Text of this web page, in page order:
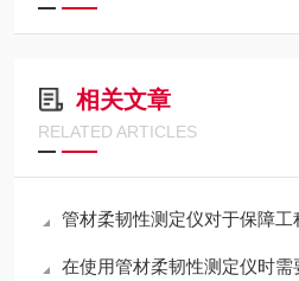
相关文章
RELATED ARTICLES
管材柔韧性测定仪对于保障工
在使用管材柔韧性测定仪时